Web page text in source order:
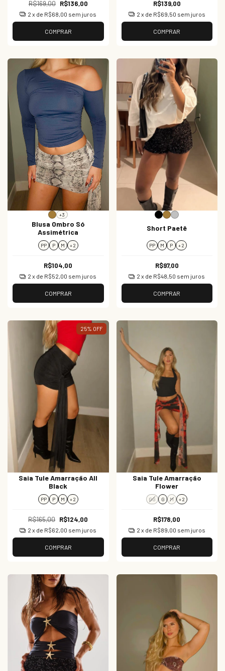
R$169,00 R$136,00
2 x de R$68,00 sem juros
COMPRAR
R$139,00
2 x de R$69,50 sem juros
COMPRAR
+3
Blusa Ombro Só
Assimétrica
PP P M + 2
R$104,00
2 x de R$52,00 sem juros
COMPRAR
Short Paetê
PP M P + 2
R$97,00
2 x de R$48,50 sem juros
COMPRAR
25% OFF
Saia Tule Amarração All
Black
PP P M + 2
R$165,00 R$124,00
2 x de R$62,00 sem juros
COMPRAR
Saia Tule Amarração
Flower
GG G M + 2
R$178,00
2 x de R$89,00 sem juros
COMPRAR